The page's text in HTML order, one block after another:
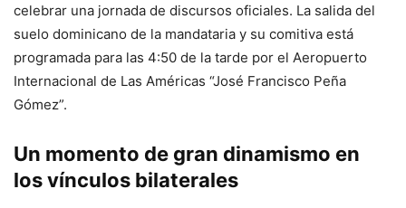
celebrar una jornada de discursos oficiales. La salida del
suelo dominicano de la mandataria y su comitiva está
programada para las 4:50 de la tarde por el Aeropuerto
Internacional de Las Américas “José Francisco Peña
Gómez”.
Un momento de gran dinamismo en
los vínculos bilaterales